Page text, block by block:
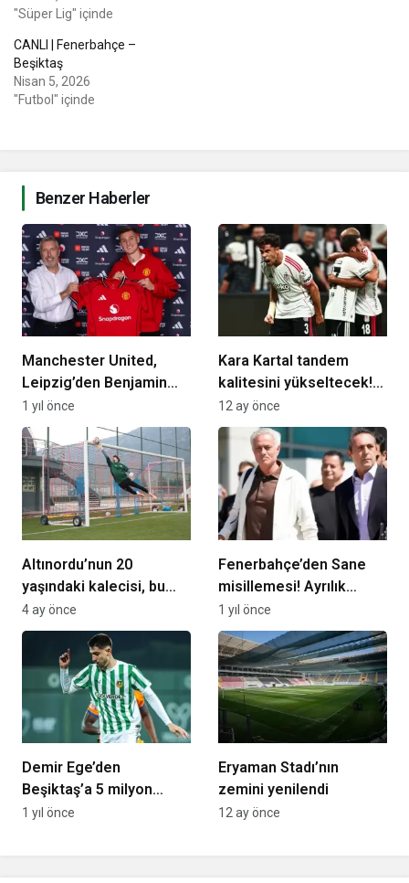
"Süper Lig" içinde
CANLI | Fenerbahçe –
Beşiktaş
Nisan 5, 2026
"Futbol" içinde
Benzer Haberler
Manchester United,
Leipzig’den Benjamin
Sesko’yu transfer etti!
İşte bonservis bedeli…
1 yıl önce
Kara Kartal tandem
kalitesini yükseltecek!
İki aday belli…
12 ay önce
Altınordu’nun 20
yaşındaki kalecisi, bu
sezon 8 penaltıdan 7’sini
kurtardı
4 ay önce
Fenerbahçe’den Sane
misillemesi! Ayrılık
kararı alan dünya yıldızı
için harekete geçildi
1 yıl önce
Demir Ege’den
Beşiktaş’a 5 milyon
euro!
1 yıl önce
Eryaman Stadı’nın
zemini yenilendi
12 ay önce